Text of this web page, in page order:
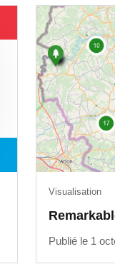
Visualisation
Publié le 1